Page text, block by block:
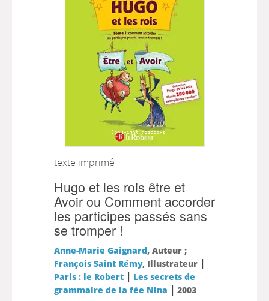
texte imprimé
Hugo et les rois être et
Avoir ou Comment accorder
les participes passés sans
se tromper !
Anne-Marie Gaignard, Auteur ;
François Saint Rémy, Illustrateur |
Paris : le Robert| Les secrets de
grammaire de la fée Nina | 2003